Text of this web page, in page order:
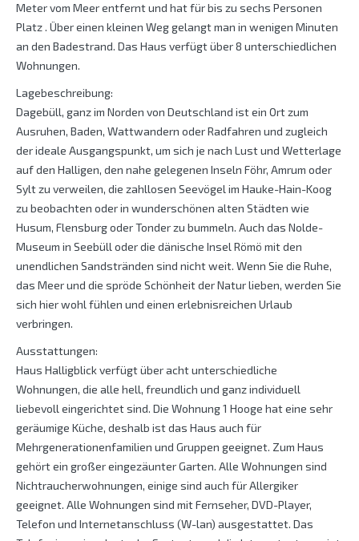
Meter vom Meer entfernt und hat für bis zu sechs Personen
Platz . Über einen kleinen Weg gelangt man in wenigen Minuten
an den Badestrand. Das Haus verfügt über 8 unterschiedlichen
Wohnungen.
Lagebeschreibung:
Dagebüll, ganz im Norden von Deutschland ist ein Ort zum
Ausruhen, Baden, Wattwandern oder Radfahren und zugleich
der ideale Ausgangspunkt, um sich je nach Lust und Wetterlage
auf den Halligen, den nahe gelegenen Inseln Föhr, Amrum oder
Sylt zu verweilen, die zahllosen Seevögel im Hauke-Hain-Koog
zu beobachten oder in wunderschönen alten Städten wie
Husum, Flensburg oder Tonder zu bummeln. Auch das Nolde-
Museum in Seebüll oder die dänische Insel Römö mit den
unendlichen Sandstränden sind nicht weit. Wenn Sie die Ruhe,
das Meer und die spröde Schönheit der Natur lieben, werden Sie
sich hier wohl fühlen und einen erlebnisreichen Urlaub
verbringen.
Ausstattungen:
Haus Halligblick verfügt über acht unterschiedliche
Wohnungen, die alle hell, freundlich und ganz individuell
liebevoll eingerichtet sind. Die Wohnung 1 Hooge hat eine sehr
geräumige Küche, deshalb ist das Haus auch für
Mehrgenerationenfamilien und Gruppen geeignet. Zum Haus
gehört ein großer eingezäunter Garten. Alle Wohnungen sind
Nichtraucherwohnungen, einige sind auch für Allergiker
geeignet. Alle Wohnungen sind mit Fernseher, DVD-Player,
Telefon und Internetanschluss (W-lan) ausgestattet. Das